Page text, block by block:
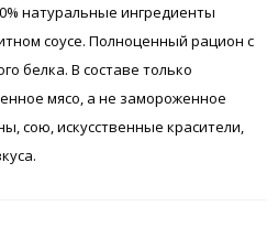
натуральные ингредиенты
соусе. Полноценный рацион с
белка. В составе только
мясо, а не замороженное
сою, искусственные красители,